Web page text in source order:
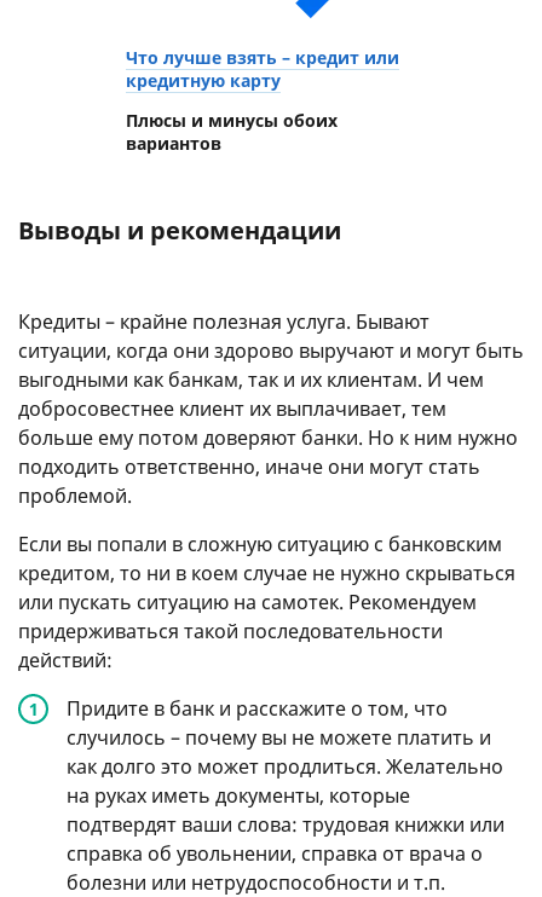
Что лучше взять – кредит или
кредитную карту
Плюсы и минусы обоих
вариантов
Выводы и рекомендации
Кредиты – крайне полезная услуга. Бывают
ситуации, когда они здорово выручают и могут быть
выгодными как банкам, так и их клиентам. И чем
добросовестнее клиент их выплачивает, тем
больше ему потом доверяют банки. Но к ним нужно
подходить ответственно, иначе они могут стать
проблемой.
Если вы попали в сложную ситуацию с банковским
кредитом, то ни в коем случае не нужно скрываться
или пускать ситуацию на самотек. Рекомендуем
придерживаться такой последовательности
действий:
Придите в банк и расскажите о том, что
случилось – почему вы не можете платить и
как долго это может продлиться. Желательно
на руках иметь документы, которые
подтвердят ваши слова: трудовая книжки или
справка об увольнении, справка от врача о
болезни или нетрудоспособности и т.п.